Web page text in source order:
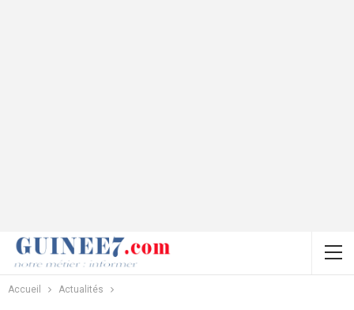
Accueil Actualités